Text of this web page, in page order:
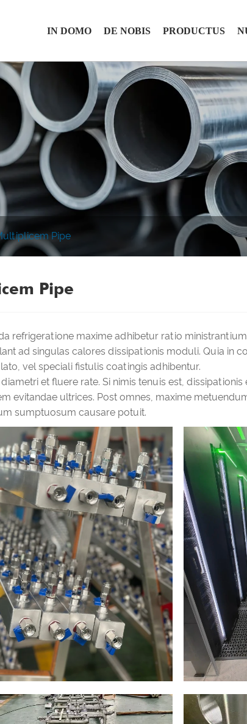
IN DOMO DE NOBIS PRODUCTUS
Pipe
Pipe
refrigeratione maxime adhibetur ratio
ad singulas calores dissipationis moduli. Quia in
vel speciali fistulis coatingis adhibentur.
et fluere rate. Si nimis tenuis est,
evitandae ultrices. Post omnes, maxime
sumptuosum causare potuit.